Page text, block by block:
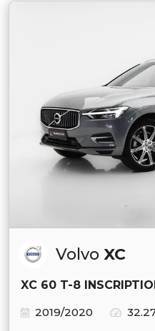
Volvo XC
XC 60 T-8
2019/2020